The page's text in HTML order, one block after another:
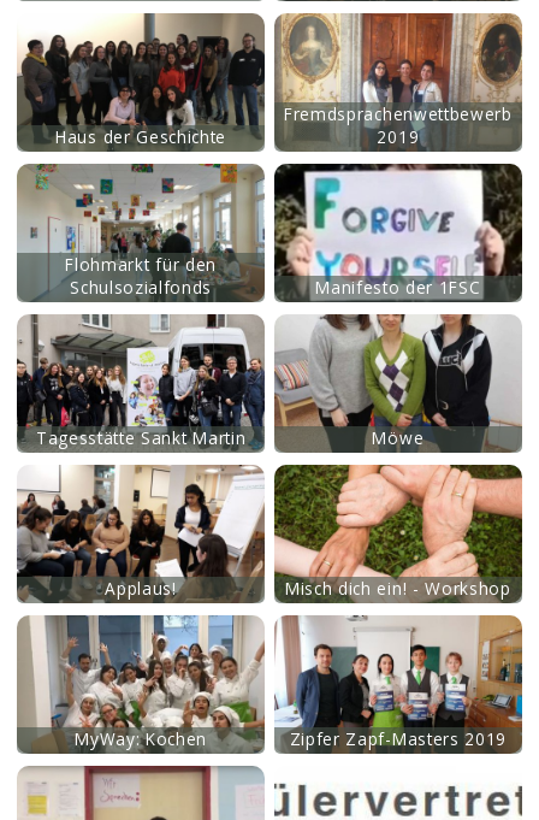
Haus der Geschichte
Fremdsprachenwettbewerb
2019
Flohmarkt für den
Schulsozialfonds
Manifesto der 1FSC
mehr
Tagesstätte Sankt Martin Möwe
mehr
Applaus! Misch dich ein! - Workshop
mehr
MyWay: Kochen Zipfer Zapf-Masters 2019
mehr
mehr